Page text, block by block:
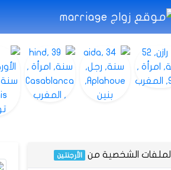
الملفات الشخصية من الأرجنتين